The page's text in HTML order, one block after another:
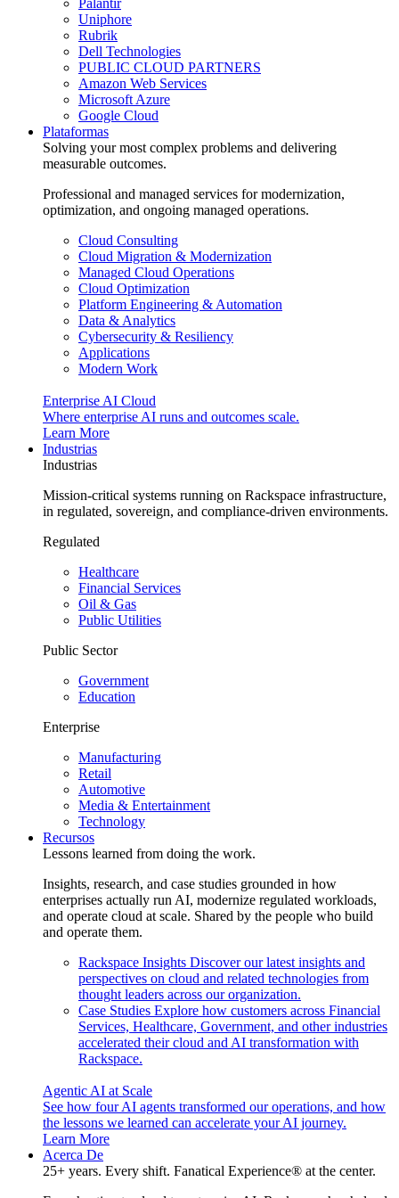
Palantir
Uniphore
Rubrik
Dell Technologies
PUBLIC CLOUD PARTNERS
Amazon Web Services
Microsoft Azure
Google Cloud
Plataformas
Solving your most complex problems and delivering
measurable outcomes.
Professional and managed services for modernization,
optimization, and ongoing managed operations.
Cloud Consulting
Cloud Migration & Modernization
Managed Cloud Operations
Cloud Optimization
Platform Engineering & Automation
Data & Analytics
Cybersecurity & Resiliency
Applications
Modern Work
Enterprise AI Cloud
Where enterprise AI runs and outcomes scale.
Learn More
Industrias
Industrias
Mission-critical systems running on Rackspace infrastructure,
in regulated, sovereign, and compliance-driven environments.
Regulated
Healthcare
Financial Services
Oil & Gas
Public Utilities
Public Sector
Government
Education
Enterprise
Manufacturing
Retail
Automotive
Media & Entertainment
Technology
Recursos
Lessons learned from doing the work.
Insights, research, and case studies grounded in how
enterprises actually run AI, modernize regulated workloads,
and operate cloud at scale. Shared by the people who build
and operate them.
Rackspace Insights Discover our latest insights and
perspectives on cloud and related technologies from
thought leaders across our organization.
Case Studies Explore how customers across Financial
Services, Healthcare, Government, and other industries
accelerated their cloud and AI transformation with
Rackspace.
Agentic AI at Scale
See how four AI agents transformed our operations, and how
the lessons we learned can accelerate your AI journey.
Learn More
Acerca De
25+ years. Every shift. Fanatical Experience® at the center.